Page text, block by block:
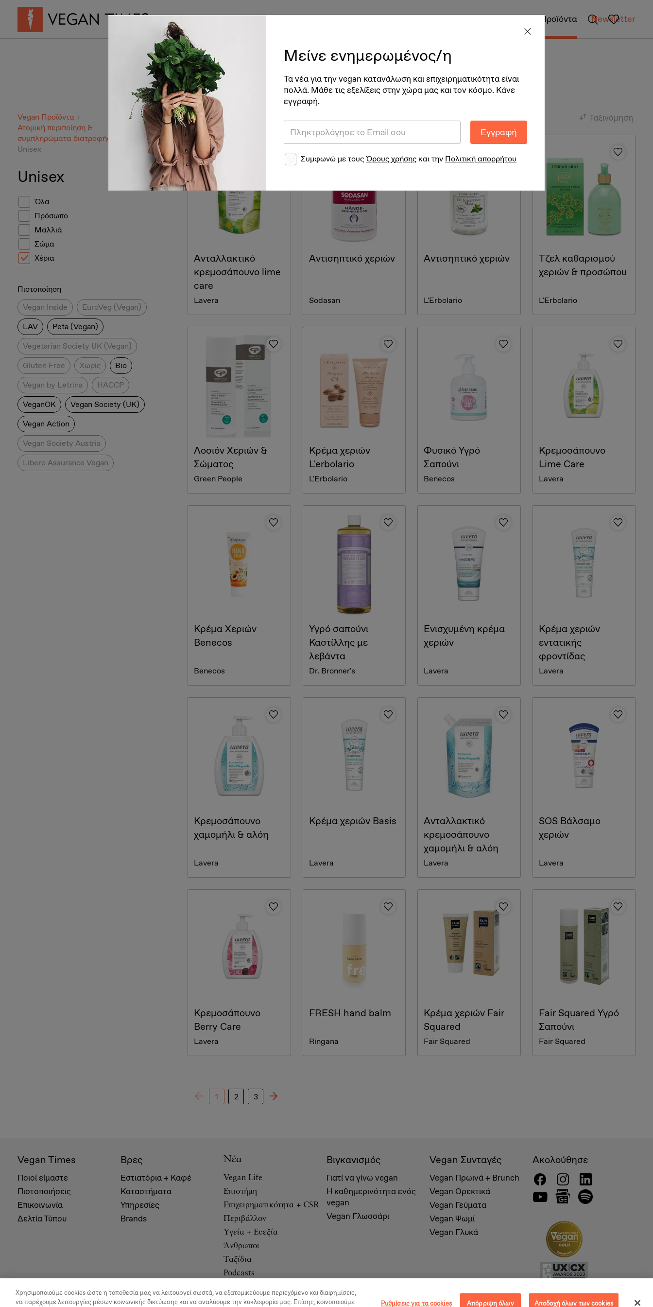
Vegan Συνταγές Vegan Διατροφή & Υγεία Βιγκανισμός Νέα Vegan Επιχειρήσεις Vegan Προϊόντα Newsletter
Vegan Προϊόντα
Ατομική περιποίηση &
συμπληρώματα διατροφής
Unisex
Unisex
Όλα
Πρόσωπο
Μαλλιά
Σώμα
Χέρια
Πιστοποίηση
Vegan Inside
EuroVeg (Vegan)
LAV
Peta (Vegan)
Vegetarian Society UK (Vegan)
Gluten Free
Χωρίς
Bio
Vegan by Letrina
HACCP
VeganOK
Vegan Society (UK)
Vegan Action
Vegan Society Austria
Libero Assurance Vegan
1-20 από 44 αποτελέσματα Ταξινόμηση
Ανταλλακτικό
κρεμοσάπουνο lime
care
Lavera
Αντισηπτικό χεριών
Sodasan
Αντισηπτικό χεριών
L'Erbolario
Τζελ καθαρισμού
χεριών & προσώπου
L'Erbolario
Λοσιόν Χεριών &
Σώματος
Green People
Κρέμα χεριών
L'erbolario
L'Erbolario
Φυσικό Υγρό
Σαπούνι
Benecos
Κρεμοσάπουνο
Lime Care
Lavera
Κρέμα Χεριών
Benecos
Benecos
Υγρό σαπούνι
Καστίλλης με
λεβάντα
Dr. Bronner's
Ενισχυμένη κρέμα
χεριών
Lavera
Κρέμα χεριών
εντατικής
φροντίδας
Lavera
Κρεμοσάπουνο
χαμομήλι & αλόη
Lavera
Κρέμα χεριών Basis
Lavera
Ανταλλακτικό
κρεμοσάπουνο
χαμομήλι & αλόη
Lavera
SOS Βάλσαμο
χεριών
Lavera
Κρεμοσάπουνο
Berry Care
Lavera
FRESH hand balm
Ringana
Κρέμα χεριών Fair
Squared
Fair Squared
Fair Squared Υγρό
Σαπούνι
Fair Squared
1 2 3
Vegan Times
Ποιοί είμαστε
Πιστοποιήσεις
Επικοινωνία
Δελτία Τύπου
Βρες
Εστιατόρια + Καφέ
Καταστήματα
Υπηρεσίες
Brands
Νέα
Vegan Life
Επιστήμη
Επιχειρηματικότητα + CSR
Περιβάλλον
Υγεία + Ευεξία
Άνθρωποι
Ταξίδια
Podcasts
Βιγκανισμός
Γιατί να γίνω vegan
Η καθημερινότητα ενός
vegan
Vegan Γλωσσάρι
Vegan Συνταγές
Vegan Πρωινά + Brunch
Vegan Ορεκτικά
Vegan Γεύματα
Vegan Ψωμί
Vegan Γλυκά
Ακολούθησε
Μείνε ενημερωμένος/η
Τα νέα για την vegan κατανάλωση και επιχειρηματικότητα είναι
πολλά. Μάθε τις εξελίξεις στην χώρα μας και τον κόσμο. Κάνε
εγγραφή.
Εγγραφή
Συμφωνώ με τουςΌρους χρήσης και την Πολιτική απορρήτου
Χρησιμοποιούμε cookies ώστε η τοποθεσία μας να λειτουργεί σωστά, να εξατομικεύουμε περιεχόμενο και διαφημίσεις,
να παρέχουμε λειτουργίες μέσων κοινωνικής δικτύωσης και να αναλύουμε την κυκλοφορία μας. Επίσης, κοινοποιούμε
Ρυθμίσεις για τα cookies Απόρριψη όλων Αποδοχή όλων των cookies